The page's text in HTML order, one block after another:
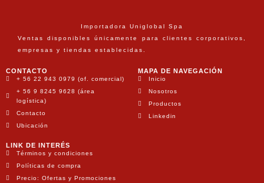
Importadora Uniglobal Spa
Ventas disponibles únicamente para clientes corporativos,
empresas y tiendas establecidas.
CONTACTO
+ 56 22 943 0979 (of. comercial)
+ 56 9 8245 9628 (área
logística)
Contacto
Ubicación
MAPA DE NAVEGACIÓN
Inicio
Nosotros
Productos
Linkedin
LINK DE INTERÉS
Términos y condiciones
Políticas de compra
Precio: Ofertas y Promociones